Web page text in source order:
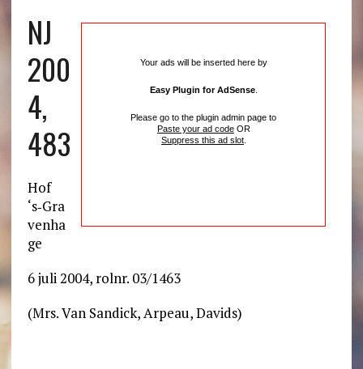
Your ads will be inserted here by
Easy Plugin for AdSense.
Please go to the plugin admin page to
Paste your ad codeOR
Suppress this ad slot.
NJ
200
4,
483
Hof
‘s‑Gra
venha
ge
6 juli 2004, rolnr. 03/1463
(Mrs. Van Sandick, Arpeau, Davids)